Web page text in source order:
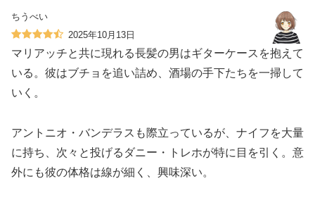
ちうべい
2025年10月13日
マリアッチと共に現れる長髪の男はギターケースを抱えて
いる。彼はブチョを追い詰め、酒場の手下たちを一掃して
いく。
アントニオ・バンデラスも際立っているが、ナイフを大量
に持ち、次々と投げるダニー・トレホが特に目を引く。意
外にも彼の体格は線が細く、興味深い。